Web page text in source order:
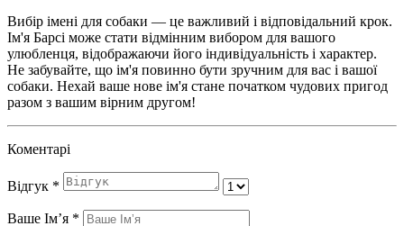
Вибір імені для собаки — це важливий і відповідальний крок.
Ім'я Барсі може стати відмінним вибором для вашого
улюбленця, відображаючи його індивідуальність і характер.
Не забувайте, що ім'я повинно бути зручним для вас і вашої
собаки. Нехай ваше нове ім'я стане початком чудових пригод
разом з вашим вірним другом!
Коментарі
Відгук *
Ваше Імʼя *